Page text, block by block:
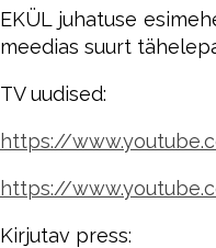
EKÜL juhatuse
meedias suurt
TV uudised:
https://
https://
Kirjutav press: